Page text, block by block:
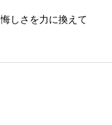
悔しさを力に換えて